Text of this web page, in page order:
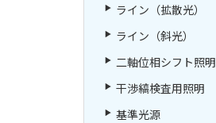
ライン（拡散光）
ライン（斜光）
二軸位相シフト照明
干渉縞検査用照明
基準光源